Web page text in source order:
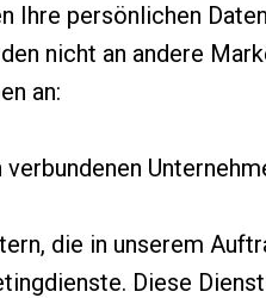
Ihre persönlichen
nicht an andere
an:
verbundenen
die in unserem
Diese